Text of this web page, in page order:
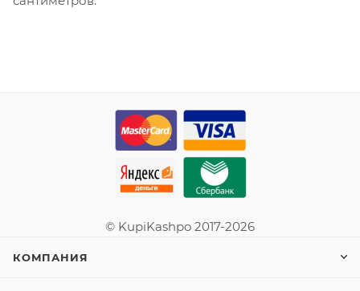
© KupiKashpo 2017-2026
КОМПАНИЯ